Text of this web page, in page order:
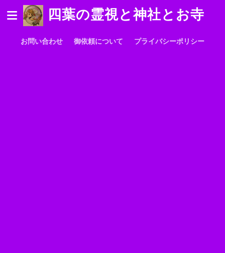
四葉の霊視と神社とお寺
お問い合わせ 御依頼について プライバシーポリシー